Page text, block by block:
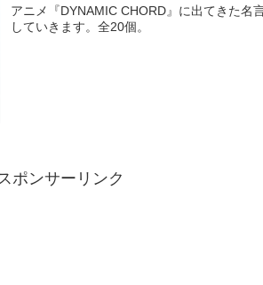
アニメ『DYNAMIC CHORD』に出てきた名
していきます。全20個。
ポンサーリンク